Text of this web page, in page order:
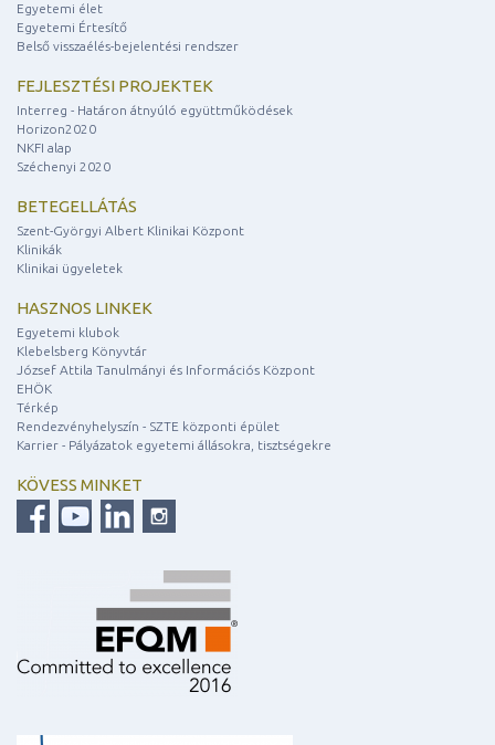
Egyetemi élet
Egyetemi Értesítő
Belső visszaélés-bejelentési rendszer
FEJLESZTÉSI PROJEKTEK
Interreg - Határon átnyúló együttműködések
Horizon2020
NKFI alap
Széchenyi 2020
BETEGELLÁTÁS
Szent-Györgyi Albert Klinikai Központ
Klinikák
Klinikai ügyeletek
HASZNOS LINKEK
Egyetemi klubok
Klebelsberg Könyvtár
József Attila Tanulmányi és Információs Központ
EHÖK
Térkép
Rendezvényhelyszín - SZTE központi épület
Karrier - Pályázatok egyetemi állásokra, tisztségekre
KÖVESS MINKET